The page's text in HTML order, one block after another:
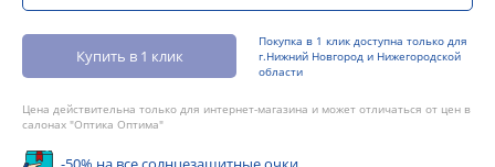
Купить в 1 клик
Покупка в 1 клик доступна только для
г.Нижний Новгород и Нижегородской
области
Цена действительна только для интернет-магазина и может отличаться от цен в
салонах "Оптика Оптима"